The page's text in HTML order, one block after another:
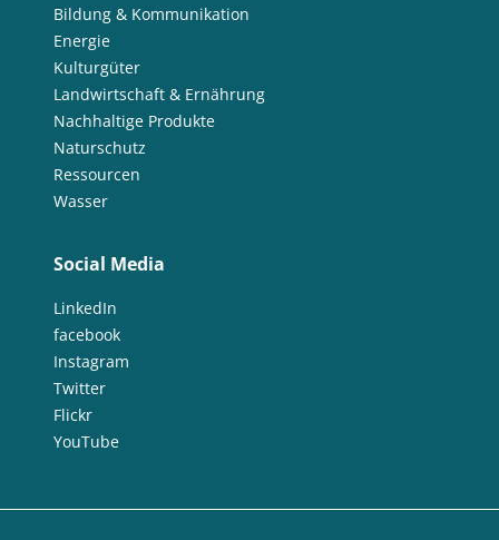
Bildung & Kommunikation
Energie
Kulturgüter
Landwirtschaft & Ernährung
Nachhaltige Produkte
Naturschutz
Ressourcen
Wasser
Social Media
LinkedIn
facebook
Instagram
Twitter
Flickr
YouTube